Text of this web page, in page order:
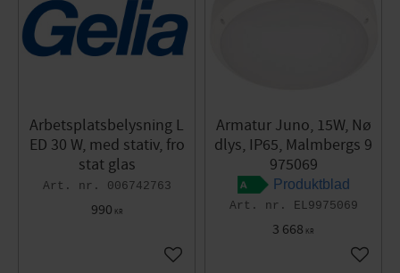
Arbetsplatsbelysning L
ED 30 W, med stativ, fro
stat glas
006742763
990 KR
Gem som favorit
Armatur Juno, 15W, Nø
dlys, IP65, Malmbergs 9
975069
Produktblad
EL9975069
3 668 KR
Gem